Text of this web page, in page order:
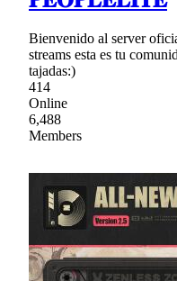
Bienvenido al server
streams esta es tu
tajadas:)
414
Online
6,488
Members